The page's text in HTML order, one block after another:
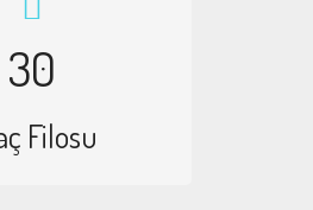
30
Filosu